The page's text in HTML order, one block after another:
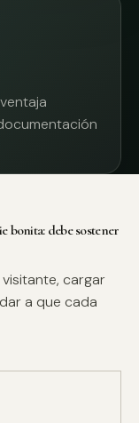
bonita: debe sostener
cargar
a que cada